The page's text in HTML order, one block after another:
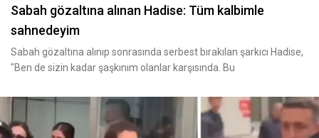
Sabah gözaltına alınan Hadise: Tüm kalbimle
sahnedeyim
Sabah gözaltına alınıp sonrasında serbest bırakılan şarkıcı Hadise,
"Ben de sizin kadar şaşkınım olanlar karşısında. Bu